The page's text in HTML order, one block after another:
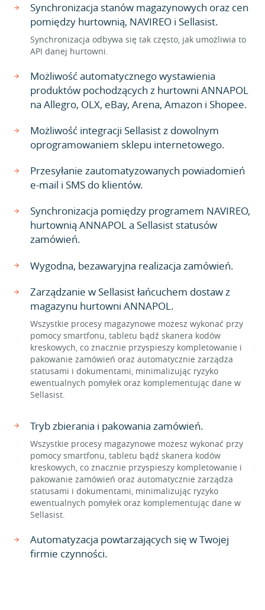
Synchronizacja stanów magazynowych oraz cen
pomiędzy hurtownią, NAVIREO i Sellasist.
Synchronizacja odbywa się tak często, jak umożliwia to
API danej hurtowni.
Możliwość automatycznego wystawienia
produktów pochodzących z hurtowni ANNAPOL
na Allegro, OLX, eBay, Arena, Amazon i Shopee.
Możliwość integracji Sellasist z dowolnym
oprogramowaniem sklepu internetowego.
Przesyłanie zautomatyzowanych powiadomień
e-mail i SMS do klientów.
Synchronizacja pomiędzy programem NAVIREO,
hurtownią ANNAPOL a Sellasist statusów
zamówień.
Wygodna, bezawaryjna realizacja zamówień.
Zarządzanie w Sellasist łańcuchem dostaw z
magazynu hurtowni ANNAPOL.
Wszystkie procesy magazynowe możesz wykonać przy
pomocy smartfonu, tabletu bądź skanera kodów
kreskowych, co znacznie przyspieszy kompletowanie i
pakowanie zamówień oraz automatycznie zarządza
statusami i dokumentami, minimalizując ryzyko
ewentualnych pomyłek oraz komplementując dane w
Sellasist.
Tryb zbierania i pakowania zamówień.
Wszystkie procesy magazynowe możesz wykonać przy
pomocy smartfonu, tabletu bądź skanera kodów
kreskowych, co znacznie przyspieszy kompletowanie i
pakowanie zamówień oraz automatycznie zarządza
statusami i dokumentami, minimalizując ryzyko
ewentualnych pomyłek oraz komplementując dane w
Sellasist.
Automatyzacja powtarzających się w Twojej
firmie czynności.